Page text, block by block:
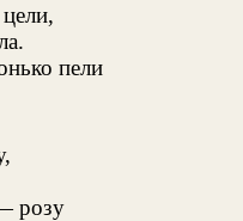
пели
розу